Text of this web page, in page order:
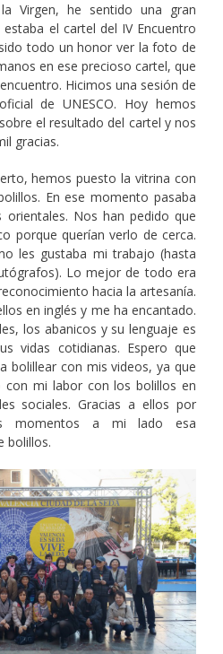
Virgen, he sentido una gran
el cartel del IV Encuentro
todo un honor ver la foto de
en ese precioso cartel, que
Hicimos una sesión de
de UNESCO. Hoy hemos
el resultado del cartel y nos
gracias.
hemos puesto la vitrina con
En ese momento pasaba
Nos han pedido que
porque querían verlo de cerca.
les gustaba mi trabajo (hasta
Lo mejor de todo era
hacia la artesanía.
en inglés y me ha encantado.
los abanicos y su lenguaje es
vidas cotidianas. Espero que
bolillear con mis videos, ya que
con mi labor con los bolillos en
sociales. Gracias a ellos por
momentos a mi lado esa
bolillos.